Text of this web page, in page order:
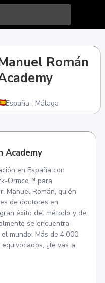
Román
España , Málaga
Academy
en España con
Ormco™ para
Manuel Román, quién
de doctores en
éxito del método y de
se encuentra
mundo. Más de 4.000
¿te vas a